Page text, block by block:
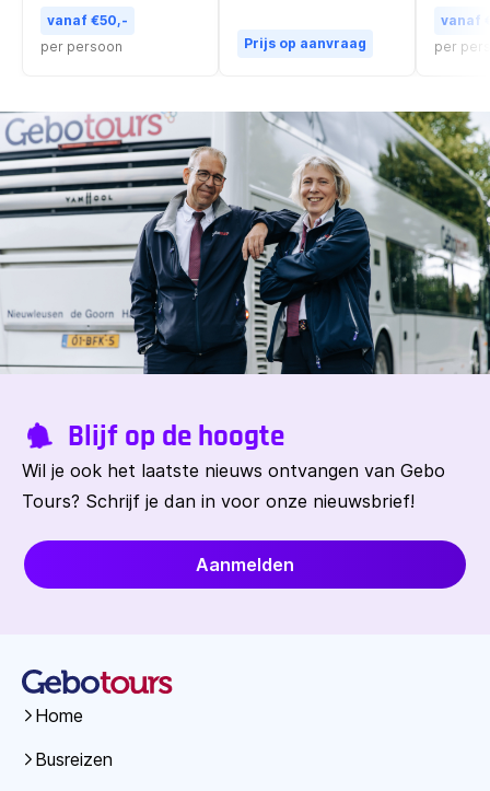
vanaf €50,-
per persoon
Prijs op aanvraag
vanaf
per
Blijf op de hoogte
Wil je ook het laatste nieuws ontvangen van Gebo
Tours? Schrijf je dan in voor onze nieuwsbrief!
Aanmelden
Home
Busreizen